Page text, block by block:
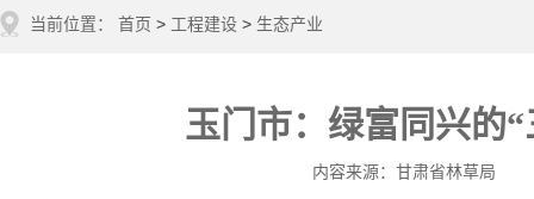
当前位置： 首页 > 工程建设 > 生态产业
玉门市：绿富同兴的
内容来源：甘肃省林草局